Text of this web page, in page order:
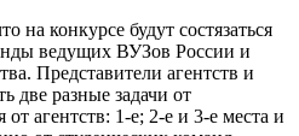
на конкурсе будут состязаться
ведущих ВУЗов России и
Представители агентств и
две разные задачи от
агентств: 1-е; 2-е и 3-е места и